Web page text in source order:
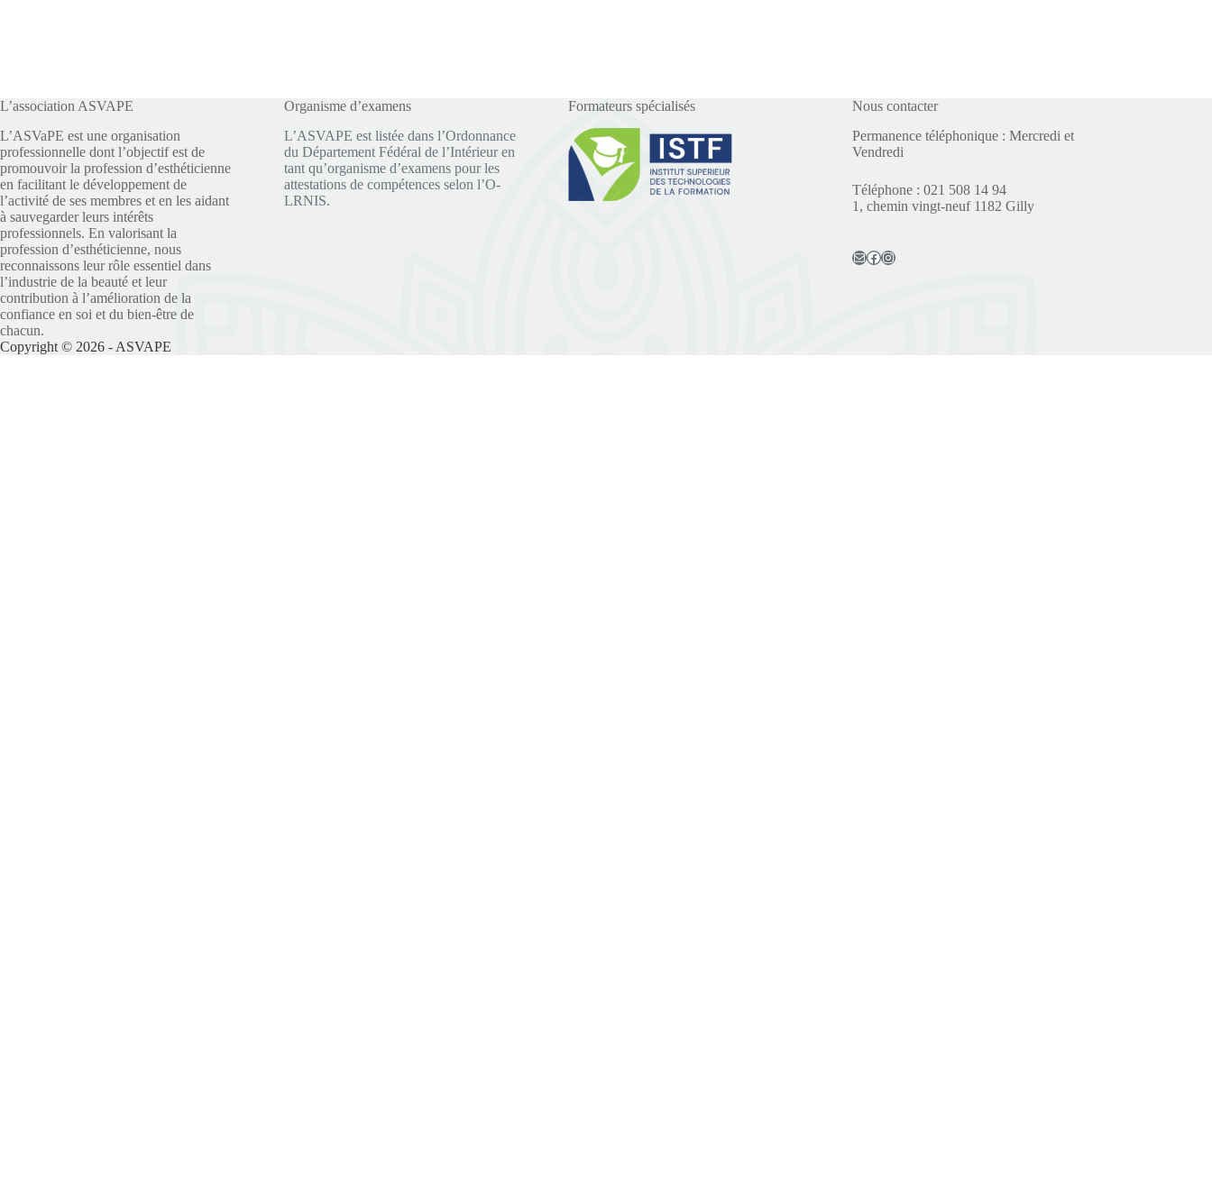
L’association ASVAPE
L’ASVaPE est une organisation
professionnelle dont l’objectif est de
promouvoir la profession d’esthéticienne
en facilitant le développement de
l’activité de ses membres et en les aidant
à sauvegarder leurs intérêts
professionnels. En valorisant la
profession d’esthéticienne, nous
reconnaissons leur rôle essentiel dans
l’industrie de la beauté et leur
contribution à l’amélioration de la
confiance en soi et du bien-être de
chacun.
Organisme d’examens
L’ASVAPE est listée dans l’Ordonnance
du Département Fédéral de l’Intérieur en
tant qu’organisme d’examens pour les
attestations de compétences selon l’O-
LRNIS.
Formateurs spécialisés
Nous contacter
Permanence téléphonique : Mercredi et
Vendredi
Téléphone : 021 508 14 94
1, chemin vingt-neuf 1182 Gilly
Copyright © 2026 - ASVAPE